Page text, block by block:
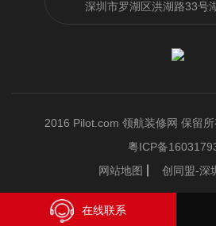
深圳市罗湖区洪湖路33号
2016 Pilot.com 领航装修网 保留
粤ICP备
网站地图
创同盟-深
在线联系